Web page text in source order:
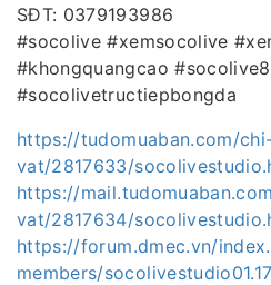
SĐT: 0379193986
#socolive #xemsocolive
#khongquangcao #socolive8
#socolivetructiepbongda
https://tudomuaban.com/
vat/2817633/
https://
vat/2817634/
https://forum.dmec.vn/
members/